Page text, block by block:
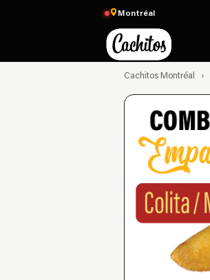
Montréal
Cachitos Montréal ›